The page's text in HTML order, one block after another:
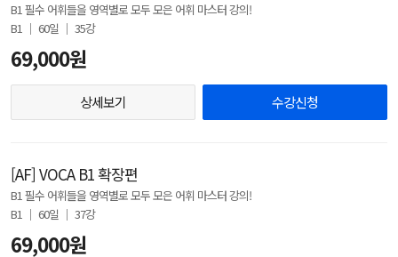
B1 필수 어휘들을 영역별로 모두 모은 어휘 마스터 강의!
B1 │ 60일 │ 35강
69,000원
상세보기 수강신청
[AF] VOCA B1 확장편
B1 필수 어휘들을 영역별로 모두 모은 어휘 마스터 강의!
B1 │ 60일 │ 37강
69,000원